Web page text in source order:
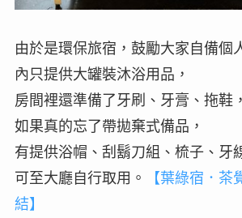
由於是環保旅宿，鼓勵大家自備個
內只提供大罐裝沐浴用品，
房間裡還準備了牙刷、牙膏、拖鞋，
如果真的忘了帶拋棄式備品，
有提供浴帽、刮鬍刀組、梳子、牙
可至大廳自行取用。
【葉綠宿．茶
結】